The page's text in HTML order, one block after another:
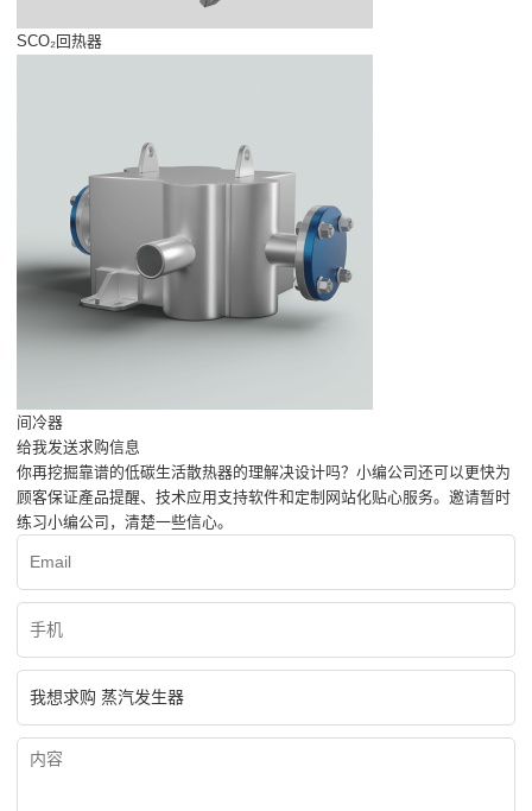
SCO₂回热器
间冷器
给我发送求购信息
你再挖掘靠谱的低碳生活散热器的理解决设计吗？小编公司还可以更快为
顾客保证產品提醒、技术应用支持软件和定制网站化贴心服务。邀请暂时
练习小编公司，清楚一些信心。